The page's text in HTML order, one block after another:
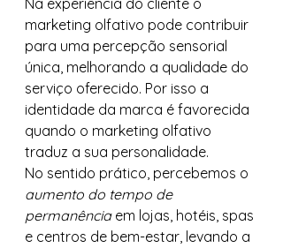
Na experiência do cliente o
marketing olfativo pode contribuir
para uma percepção sensorial
única, melhorando a qualidade do
serviço oferecido. Por isso a
identidade da marca é favorecida
quando o marketing olfativo
traduz a sua personalidade.
No sentido prático, percebemos o
aumento do tempo de
permanência em lojas, hotéis, spas
e centros de bem-estar, levando a